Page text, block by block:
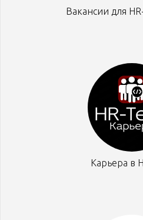
Вакансии для
Карьера в